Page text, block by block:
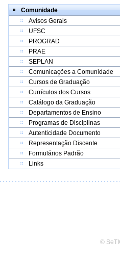
Comunidade
Avisos Gerais
UFSC
PROGRAD
PRAE
SEPLAN
Comunicações a Comunidade
Cursos de Graduação
Currículos dos Cursos
Catálogo da Graduação
Departamentos de Ensino
Programas de Disciplinas
Autenticidade Documento
Representação Discente
Formulários Padrão
Links
©